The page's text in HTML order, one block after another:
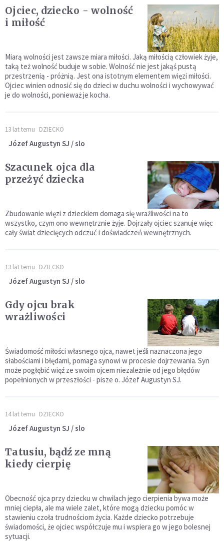
Ojciec, dziecko - wolność
i miłość
Miarą wolności jest zawsze miara miłości. Jaką miłością człowiek żyje,
taką też wolność buduje w sobie. Wolność nie jest jakąś pustą
przestrzenią - próżnią. Jest ona istotnym elementem więzi miłości.
Ojciec winien odnosić się do dzieci w duchu wolności i wychowywać
je do wolności, ponieważ je kocha.
13 lat temu DZIECKO
Józef Augustyn SJ / slo
Szacunek ojca dla
przeżyć dziecka
Zbudowanie więzi z dzieckiem domaga się wrażliwości na to
wszystko, czym ono wewnętrznie żyje. Dojrzały ojciec szanuje więc
cały świat dziecięcych odczuć i doświadczeń wewnętrznych.
13 lat temu DZIECKO
Józef Augustyn SJ / slo
Gdy ojcu brak
wrażliwości
Świadomość miłości własnego ojca, nawet jeśli naznaczona jego
słabościami i błędami, pomaga synowi w procesie dojrzewania. Syn
może pogłębić więź ze swoim ojcem niezależnie od jego błędów
popełnionych w przeszłości - pisze o. Józef Augustyn SJ.
14 lat temu DZIECKO
Józef Augustyn SJ / slo
Tatusiu, bądź ze mną
kiedy cierpię
Obecność ojca przy dziecku w chwilach jego cierpienia bywa może
mniej ciepła, ale ma wiele zalet, które mogą dziecku pomóc w
stawieniu czoła trudnościom życia. Każde dziecko potrzebuje
świadomości, że ojciec współczuje mu i wspiera go w jego bolesnej
sytuacji.